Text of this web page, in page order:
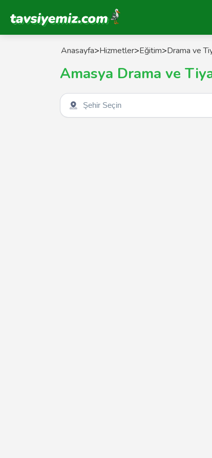
Tavsiyemiz Anasayfa
Anasayfa>Hizmetler>Eğitim>Drama ve
Amasya Drama ve
Şehir seçin